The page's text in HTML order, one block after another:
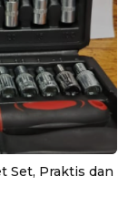
Set, Praktis dan